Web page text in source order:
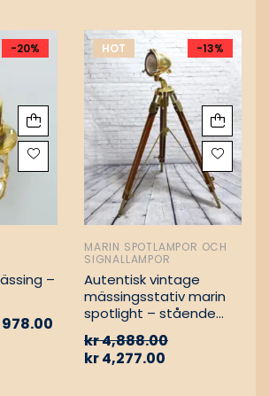
-20%
–
978.00
HOT -13%
MARIN SPOTLAMPOR OCH
SIGNALLAMPOR
Autentisk vintage
mässingsstativ marin
spotlight – stående
kr4,888.00
kr4,277.00